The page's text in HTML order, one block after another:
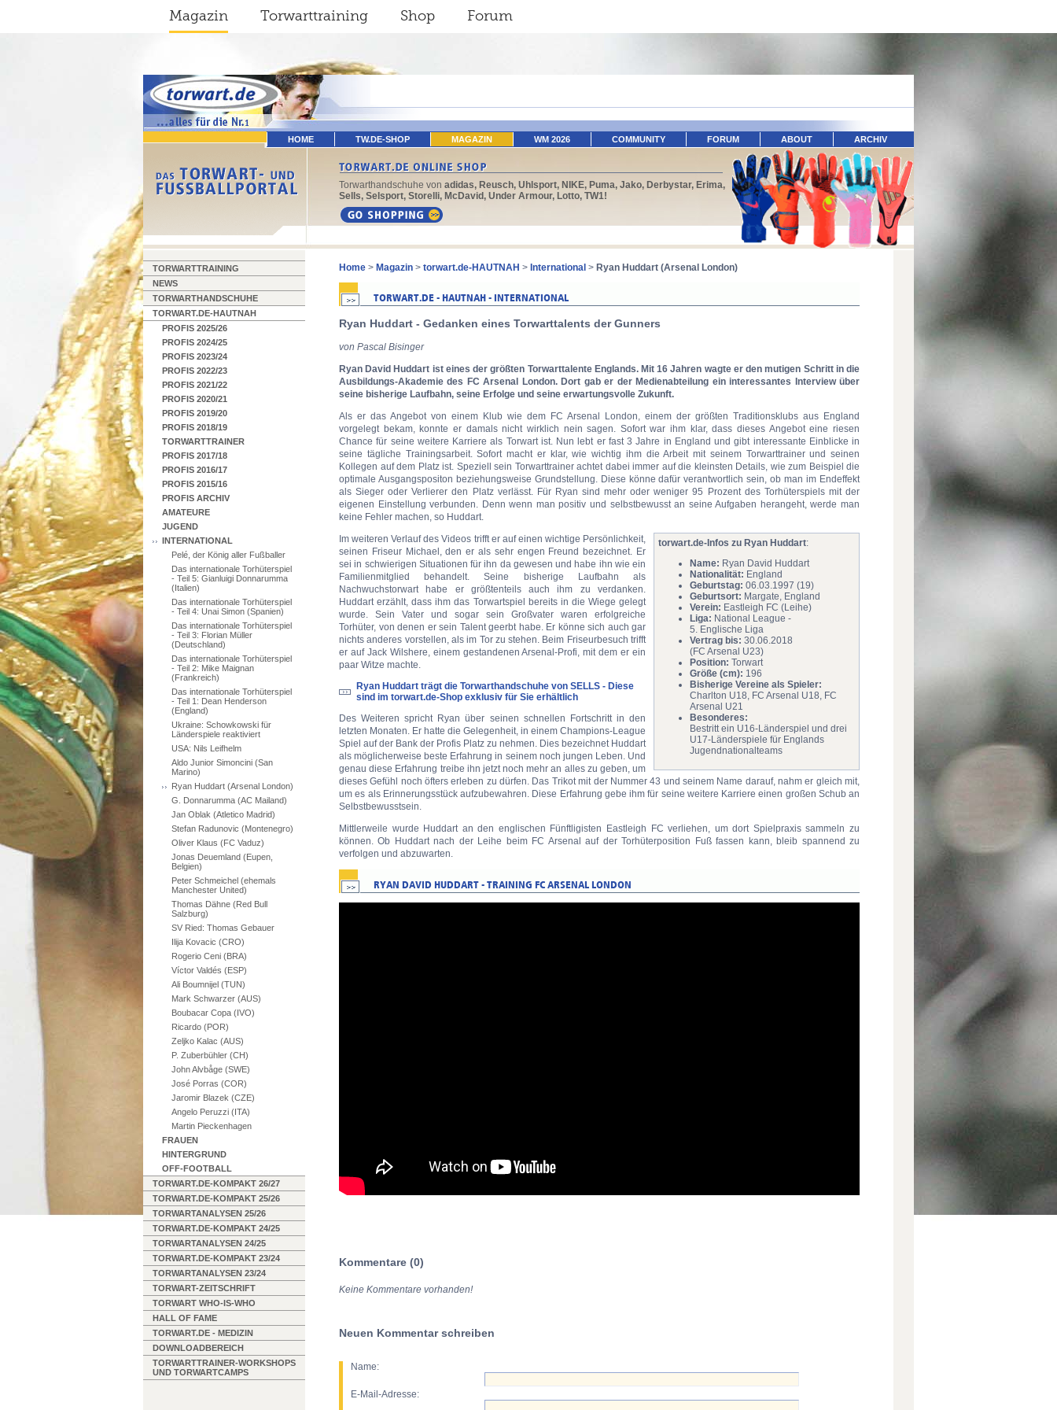
Magazin Torwarttraining Shop Forum
HOME TW.DE-SHOP MAGAZIN WM 2026 COMMUNITY FORUM ABOUT ARCHIV
Torwarthandschuhe von adidas, Reusch, Uhlsport, NIKE, Puma, Jako, Derbystar, Erima,
Sells, Selsport, Storelli, McDavid, Under Armour, Lotto, TW1!
TORWARTTRAINING
NEWS
TORWARTHANDSCHUHE
TORWART.DE-HAUTNAH
PROFIS 2025/26
PROFIS 2024/25
PROFIS 2023/24
PROFIS 2022/23
PROFIS 2021/22
PROFIS 2020/21
PROFIS 2019/20
PROFIS 2018/19
TORWARTTRAINER
PROFIS 2017/18
PROFIS 2016/17
PROFIS 2015/16
PROFIS ARCHIV
AMATEURE
JUGEND
INTERNATIONAL
Pelé, der König aller Fußballer
Das internationale Torhüterspiel
- Teil 5: Gianluigi Donnarumma
(Italien)
Das internationale Torhüterspiel
- Teil 4: Unai Simon (Spanien)
Das internationale Torhüterspiel
- Teil 3: Florian Müller
(Deutschland)
Das internationale Torhüterspiel
- Teil 2: Mike Maignan
(Frankreich)
Das internationale Torhüterspiel
- Teil 1: Dean Henderson
(England)
Ukraine: Schowkowski für
Länderspiele reaktiviert
USA: Nils Leifhelm
Aldo Junior Simoncini (San
Marino)
Ryan Huddart (Arsenal London)
G. Donnarumma (AC Mailand)
Jan Oblak (Atletico Madrid)
Stefan Radunovic (Montenegro)
Oliver Klaus (FC Vaduz)
Jonas Deuemland (Eupen,
Belgien)
Peter Schmeichel (ehemals
Manchester United)
Thomas Dähne (Red Bull
Salzburg)
SV Ried: Thomas Gebauer
Ilija Kovacic (CRO)
Rogerio Ceni (BRA)
Víctor Valdés (ESP)
Ali Boumnijel (TUN)
Mark Schwarzer (AUS)
Boubacar Copa (IVO)
Ricardo (POR)
Zeljko Kalac (AUS)
P. Zuberbühler (CH)
John Alvbåge (SWE)
José Porras (COR)
Jaromir Blazek (CZE)
Angelo Peruzzi (ITA)
Martin Pieckenhagen
FRAUEN
HINTERGRUND
OFF-FOOTBALL
TORWART.DE-KOMPAKT 26/27
TORWART.DE-KOMPAKT 25/26
TORWARTANALYSEN 25/26
TORWART.DE-KOMPAKT 24/25
TORWARTANALYSEN 24/25
TORWART.DE-KOMPAKT 23/24
TORWARTANALYSEN 23/24
TORWART-ZEITSCHRIFT
TORWART WHO-IS-WHO
HALL OF FAME
TORWART.DE - MEDIZIN
DOWNLOADBEREICH
TORWARTTRAINER-WORKSHOPS
UND TORWARTCAMPS
Home > Magazin > torwart.de-HAUTNAH > International > Ryan Huddart (Arsenal London)
Ryan Huddart - Gedanken eines Torwarttalents der Gunners
von Pascal Bisinger
Ryan David Huddart ist eines der größten Torwarttalente Englands. Mit 16 Jahren wagte er den mutigen Schritt in die
Ausbildungs-Akademie des FC Arsenal London. Dort gab er der Medienabteilung ein interessantes Interview über
seine bisherige Laufbahn, seine Erfolge und seine erwartungsvolle Zukunft.
Als er das Angebot von einem Klub wie dem FC Arsenal London, einem der größten Traditionsklubs aus England
vorgelegt bekam, konnte er damals nicht wirklich nein sagen. Sofort war ihm klar, dass dieses Angebot eine riesen
Chance für seine weitere Karriere als Torwart ist. Nun lebt er fast 3 Jahre in England und gibt interessante Einblicke in
seine tägliche Trainingsarbeit. Sofort macht er klar, wie wichtig ihm die Arbeit mit seinem Torwarttrainer und seinen
Kollegen auf dem Platz ist. Speziell sein Torwarttrainer achtet dabei immer auf die kleinsten Details, wie zum Beispiel die
optimale Ausgangspositon beziehungsweise Grundstellung. Diese könne dafür verantwortlich sein, ob man im Endeffekt
als Sieger oder Verlierer den Platz verlässt. Für Ryan sind mehr oder weniger 95 Prozent des Torhüterspiels mit der
eigenen Einstellung verbunden. Denn wenn man positiv und selbstbewusst an seine Aufgaben herangeht, werde man
keine Fehler machen, so Huddart.
torwart.de-Infos zu Ryan Huddart:
Name: Ryan David Huddart
Nationalität: England
Geburtstag: 06.03.1997 (19)
Geburtsort: Margate, England
Verein: Eastleigh FC (Leihe)
Liga: National League -
5. Englische Liga
Vertrag bis: 30.06.2018
(FC Arsenal U23)
Position: Torwart
Größe (cm): 196
Bisherige Vereine als Spieler:
Charlton U18, FC Arsenal U18, FC
Arsenal U21
Besonderes:
Bestritt ein U16-Länderspiel und drei
U17-Länderspiele für Englands
Jugendnationalteams
Im weiteren Verlauf des Videos trifft er auf einen wichtige Persönlichkeit,
seinen Friseur Michael, den er als sehr engen Freund bezeichnet. Er
sei in schwierigen Situationen für ihn da gewesen und habe ihn wie ein
Familienmitglied behandelt. Seine bisherige Laufbahn als
Nachwuchstorwart habe er größtenteils auch ihm zu verdanken.
Huddart erzählt, dass ihm das Torwartspiel bereits in die Wiege gelegt
wurde. Sein Vater und sogar sein Großvater waren erfolgreiche
Torhüter, von denen er sein Talent geerbt habe. Er könne sich auch gar
nichts anderes vorstellen, als im Tor zu stehen. Beim Friseurbesuch trifft
er auf Jack Wilshere, einem gestandenen Arsenal-Profi, mit dem er ein
paar Witze machte.
Ryan Huddart trägt die Torwarthandschuhe von SELLS - Diese
sind im torwart.de-Shop exklusiv für Sie erhältlich
Des Weiteren spricht Ryan über seinen schnellen Fortschritt in den
letzten Monaten. Er hatte die Gelegenheit, in einem Champions-League
Spiel auf der Bank der Profis Platz zu nehmen. Dies bezeichnet Huddart
als möglicherweise beste Erfahrung in seinem noch jungen Leben. Und
genau diese Erfahrung treibe ihn jetzt noch mehr an alles zu geben, um
dieses Gefühl noch öfters erleben zu dürfen. Das Trikot mit der Nummer 43 und seinem Name darauf, nahm er gleich mit,
um es als Erinnerungsstück aufzubewahren. Diese Erfahrung gebe ihm für seine weitere Karriere einen großen Schub an
Selbstbewusstsein.
Mittlerweile wurde Huddart an den englischen Fünftligisten Eastleigh FC verliehen, um dort Spielpraxis sammeln zu
können. Ob Huddart nach der Leihe beim FC Arsenal auf der Torhüterposition Fuß fassen kann, bleib spannend zu
verfolgen und abzuwarten.
Kommentare (0)
Keine Kommentare vorhanden!
Neuen Kommentar schreiben
Name:
E-Mail-Adresse: